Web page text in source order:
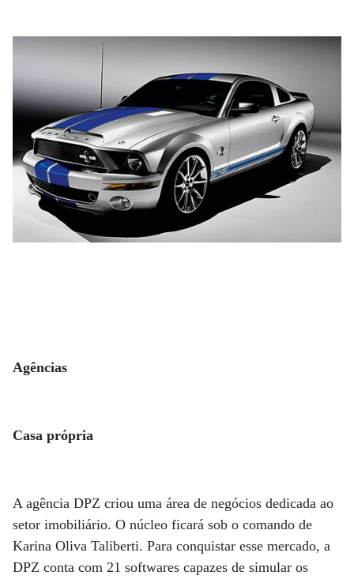
Agências
Casa própria
A agência DPZ criou uma área de negócios dedicada ao
setor imobiliário. O núcleo ficará sob o comando de
Karina Oliva Taliberti. Para conquistar esse mercado, a
DPZ conta com 21 softwares capazes de simular os